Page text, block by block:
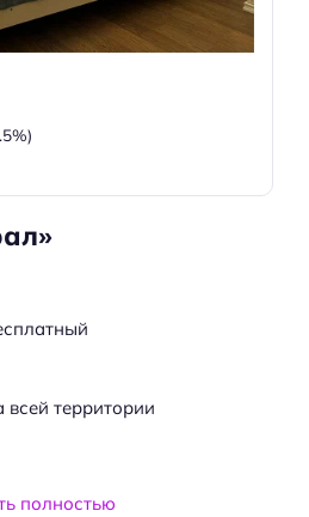
всей территории
полностью